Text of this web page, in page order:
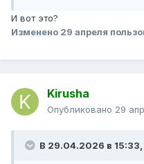
И вот это?
Изменено 29 апреля
Kirusha
Опубликовано 29
В 29.04.2026 в 15:33,